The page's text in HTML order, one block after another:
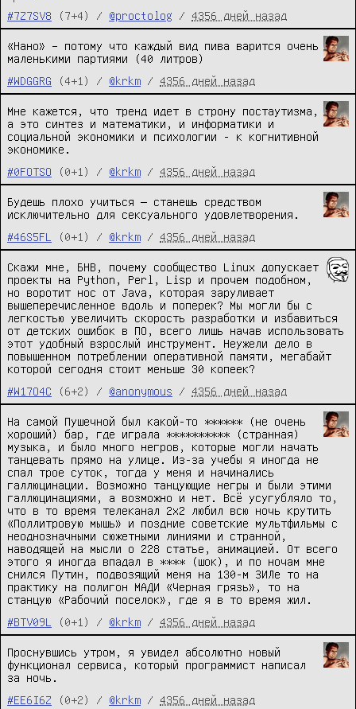
#7Z7SV8
(7+4) / @proctolog / 4356 дней назад
«Нано» – потому что каждый вид пива варится очень
маленькими партиями (40 литров)
#WDGGRG
(4+1) / @krkm / 4356 дней назад
Мне кажется, что тренд идет в строну постаутизма,
а это синтез и математики, и информатики и
социальной экономики и психологии - к когнитивной
экономике.
#0FOTSO
(0+1) / @krkm / 4356 дней назад
Будешь плохо учиться — станешь средством
исключительно для сексуального удовлетворения.
#46S5FL
(0+1) / @krkm / 4356 дней назад
Скажи мне, БНВ, почему сообщество Linux допускает
проекты на Python, Perl, Lisp и прочем подобном,
но воротит нос от Java, которая заруливает
вышеперечисленное вдоль и поперек? Мы могли бы с
легкостью увеличить скорость разработки и избавиться
от детских ошибок в ПО, всего лишь начав использовать
этот удобный взрослый инструмент. Неужели дело в
повышенном потреблении оперативной памяти, мегабайт
которой сегодня стоит меньше 30 копеек?
#W17O4C
(6+2) / @anonymous / 4356 дней назад
На самой Пушечной был какой-то ****** (не очень
хороший) бар, где играла ********** (странная)
музыка, и было много негров, которые могли начать
танцевать прямо на улице. Из-за учебы я иногда не
спал трое суток, тогда у меня и начинались
галлюцинации. Возможно танцующие негры и были этими
галлюцинациями, а возможно и нет. Всё усугубляло то,
что в то время телеканал 2х2 любил всю ночь крутить
«Поллитровую мышь» и поздние советские мультфильмы с
неоднозначными сюжетными линиями и странной,
наводящей на мысли о 228 статье, анимацией. От всего
этого я иногда впадал в **** (шок), и по ночам мне
снился Путин, подвозящий меня на 130-м ЗИЛе то на
практику на полигон МАДИ «Черная грязь», то на
станцую «Рабочий поселок», где я в то время жил.
#BTV09L
(0+1) / @krkm / 4356 дней назад
Проснувшись утром, я увидел абсолютно новый
функционал сервиса, который программист написал
за ночь.
#EE6I6Z
(0+2) / @krkm / 4356 дней назад